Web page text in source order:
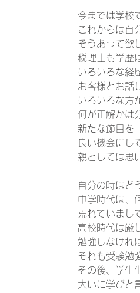
今までは学校
これからは自
そうあって欲
税理士も学歴
いろいろな経
お客様とお話
いろいろな方
何が正解かは
新たな節目を
良い機会にし
親としては思
自分の時はど
中学時代は、
荒れていまし
高校時代は厳
勉強しなけれ
それも受験勉
その後、学生
大いに学びと